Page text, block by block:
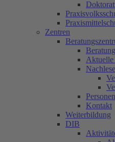
Zentren
Aktuelle
Nachlese
Personen
Kontakt
Weiterbildung
DIB